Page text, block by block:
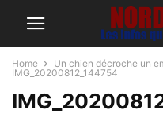
Home
Un chien décroche un
IMG_20200812_144754